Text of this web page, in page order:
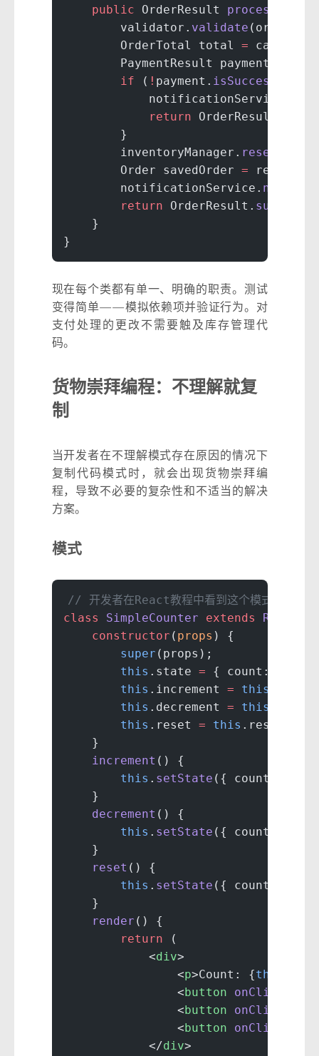
    public
OrderResult processOrder
        validator.
validate (order);
        OrderTotal total
=
        PaymentResult payment
        if
( ! payment. isSuccessful
            notificationService.
            return
OrderResult.
        }
        inventoryManager.
        Order savedOrder
=
        notificationService.
        return
OrderResult. success
    }
}
现在每个类都有单一、明确的职责。测试
变得简单——模拟依赖项并验证行为。对
支付处理的更改不需要触及库存管理代
码。
货物崇拜编程：不理解就复
制
当开发者在不理解模式存在原因的情况下
复制代码模式时，就会出现货物崇拜编
程，导致不必要的复杂性和不适当的解决
方案。
模式
// 开发者在React教程中看到这个模式
class SimpleCounter extends React
    constructor
( props ) {
        super
(props);
        this
.state = { count:
        this
.increment = this
        this
.decrement = this
        this
.reset = this .reset.
    }
    increment
() {
        this
. setState ({ count:
    }
    decrement
() {
        this
. setState ({ count:
    }
    reset
() {
        this
. setState ({ count:
    }
    render
() {
        return
(
            <
div>
                <
p>Count: {this
                <
button onClick
                <
button onClick
                <
button onClick
            </
div>